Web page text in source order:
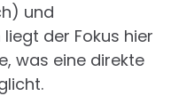
und
der Fokus hier
was eine direkte